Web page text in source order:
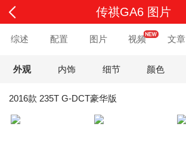
传祺GA6 图片
综述 配置 图片 视频 文章
外观 内饰 细节 颜色
2016款 235T G-DCT豪华版